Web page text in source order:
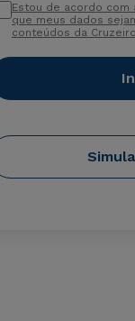
Estou de acordo com
que meus dados
conteúdos da